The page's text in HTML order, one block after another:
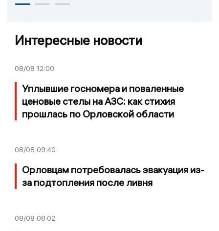
Интересные новости
08/08 12:00
Уплывшие госномера и поваленные
ценовые стелы на АЗС: как стихия
прошлась по Орловской области
08/08 09:40
Орловцам потребовалась эвакуация из-
за подтопления после ливня
08/08 08:02